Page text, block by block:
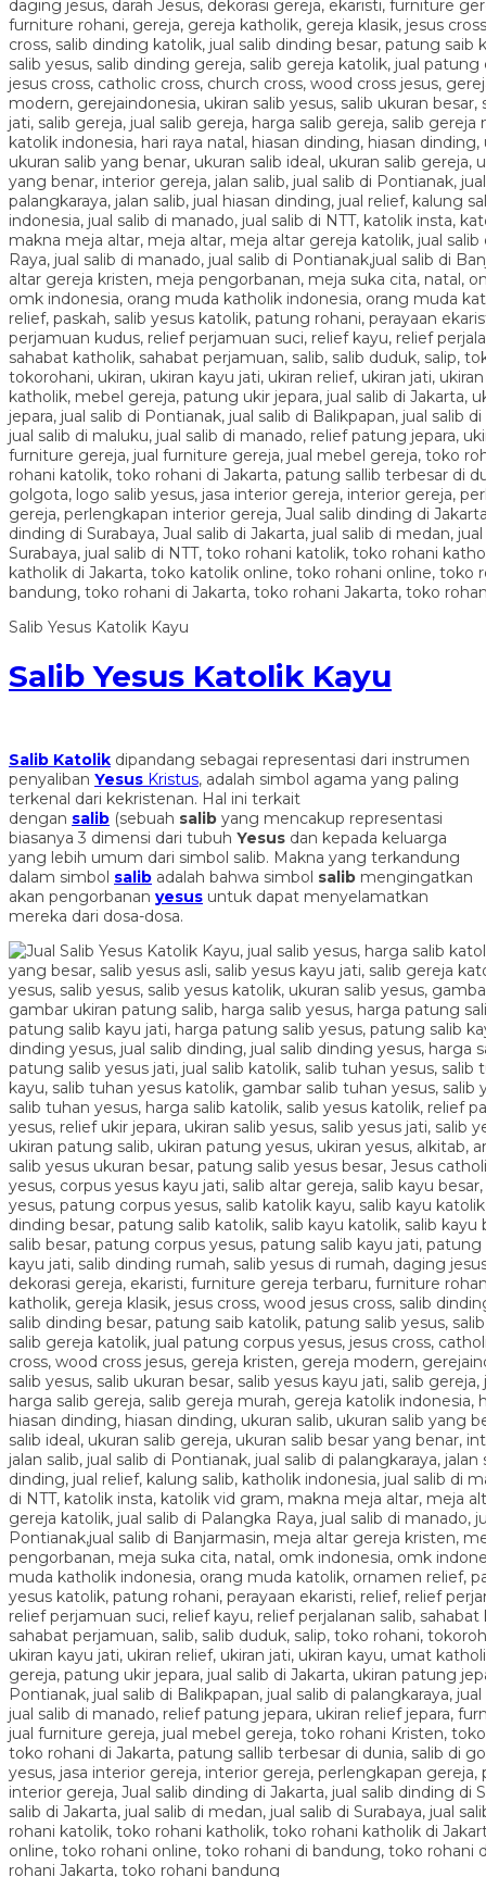
Salib Yesus Katolik Kayu
Salib Yesus Katolik Kayu
Salib Katolik dipandang sebagai representasi dari instrumen
penyaliban Yesus Kristus, adalah simbol agama yang paling
terkenal dari kekristenan. Hal ini terkait
dengan salib (sebuah salib yang mencakup representasi
biasanya 3 dimensi dari tubuh Yesus dan kepada keluarga
yang lebih umum dari simbol salib. Makna yang terkandung
dalam simbol salib adalah bahwa simbol salib mengingatkan
akan pengorbanan yesus untuk dapat menyelamatkan
mereka dari dosa-dosa.